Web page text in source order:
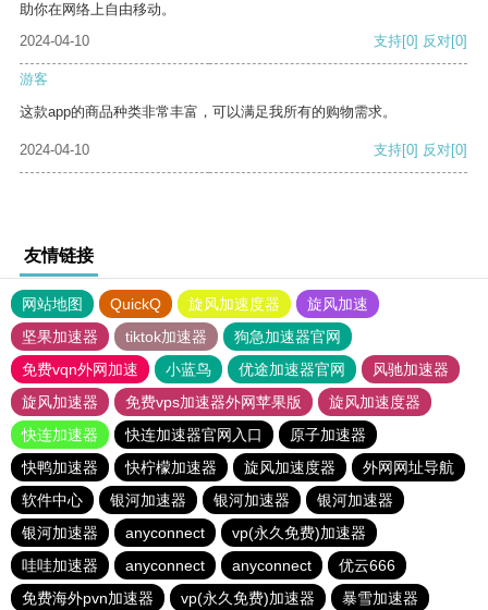
助你在网络上自由移动。
2024-04-10
支持[0] 反对[0]
游客
这款app的商品种类非常丰富，可以满足我所有的购物需求。
2024-04-10 支持[0] 反对[0]
友情链接
网站地图 QuickQ 旋风加速度器
旋风加速
坚果加速器
tiktok加速器
狗急加速器官网
免费vqn外网加速
小蓝鸟 优途加速器官网
风驰加速器
旋风加速器
免费vps加速器外网苹果版
旋风加速度器
快连加速器
快连加速器官网入口
原子加速器
快鸭加速器
快柠檬加速器 旋风加速度器
外网网址导航
软件中心
银河加速器 银河加速器
银河加速器
银河加速器
anyconnect
vp(永久免费)加速器
哇哇加速器
anyconnect anyconnect
优云666
免费海外pvn加速器
vp(永久免费)加速器
暴雪加速器